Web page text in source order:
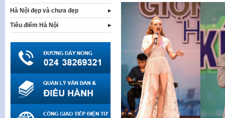
Hà Nội đẹp và chưa đẹp
Tiêu điểm Hà Nội